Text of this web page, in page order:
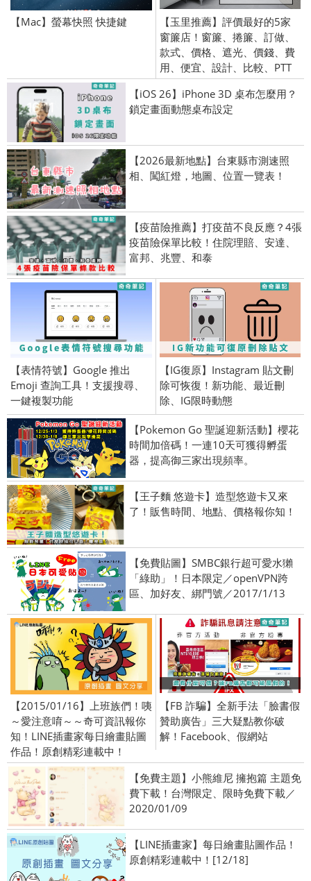
【Mac】螢幕快照 快捷鍵
【玉里推薦】評價最好的5家
窗簾店！窗簾、捲簾、訂做、
款式、價格、遮光、價錢、費
用、便宜、設計、比較、PTT
【iOS 26】iPhone 3D 桌布怎麼用？
鎖定畫面動態桌布設定
【2026最新地點】台東縣市測速照
相、闖紅燈，地圖、位置一覽表！
【疫苗險推薦】打疫苗不良反應？4張
疫苗險保單比較！住院理賠、安達、
富邦、兆豐、和泰
【表情符號】Google 推出
Emoji 查詢工具！支援搜尋、
一鍵複製功能
【IG復原】Instagram 貼文刪
除可恢復！新功能、最近刪
除、IG限時動態
【Pokemon Go 聖誕迎新活動】櫻花
時間加倍碼！一連10天可獲得孵蛋
器，提高御三家出現頻率。
【王子麵 悠遊卡】造型悠遊卡又來
了！販售時間、地點、價格報你知！
【免費貼圖】SMBC銀行超可愛水獺
「綠助」！日本限定／openVPN跨
區、加好友、綁門號／2017/1/13
【2015/01/16】上班族們！咦
～愛注意唷～～奇可資訊報你
知！LINE插畫家每日繪畫貼圖
作品！原創精彩連載中！
【FB 詐騙】全新手法「臉書假
贊助廣告」三大疑點教你破
解！Facebook、假網站
【免費主題】小熊維尼 擁抱篇 主題免
費下載！台灣限定、限時免費下載／
2020/01/09
【LINE插畫家】每日繪畫貼圖作品！
原創精彩連載中！[12/18]